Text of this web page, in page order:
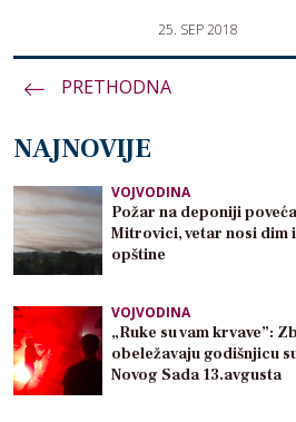
25. SEP 2018
PRETHODNA
NAJNOVIJE
VOJVODINA
Požar na deponiji
Mitrovici, vetar nosi dim
opštine
VOJVODINA
„Ruke su vam krvave”:
obeležavaju godišnjicu
Novog Sada 13.avgusta